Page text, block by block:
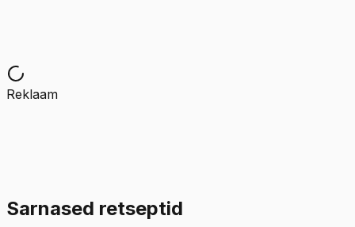
Reklaam
Sarnased retseptid